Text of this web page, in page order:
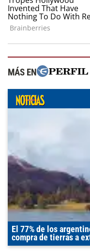
MÁS EN
El 77% de los
compra de tierras a